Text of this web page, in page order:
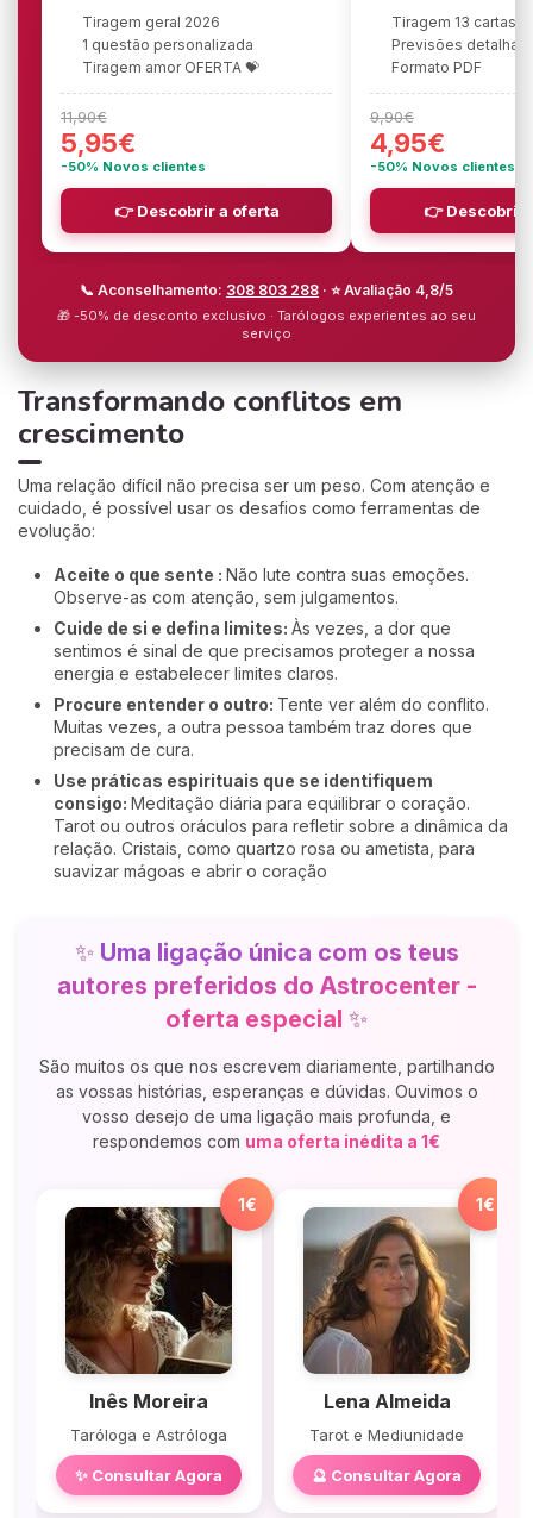
Tiragem geral 2026
1 questão personalizada
Tiragem amor OFERTA 💝
11,90€
5,95€
-50% Novos clientes
👉 Descobrir a oferta
Tiragem 13 cartas
Previsões
Formato PDF
9,90€
4,95€
-50% Novos clientes
👉 Descobrir
📞 Aconselhamento: 308 803 288 · ⭐ Avaliação 4,8/5
🎁 -50% de desconto exclusivo · Tarólogos experientes ao seu
serviço
Transformando conflitos em
crescimento
Uma relação difícil não precisa ser um peso. Com atenção e
cuidado, é possível usar os desafios como ferramentas de
evolução:
Aceite o que sente : Não lute contra suas emoções.
Observe-as com atenção, sem julgamentos.
Cuide de si e defina limites: Às vezes, a dor que
sentimos é sinal de que precisamos proteger a nossa
energia e estabelecer limites claros.
Procure entender o outro: Tente ver além do conflito.
Muitas vezes, a outra pessoa também traz dores que
precisam de cura.
Use práticas espirituais que se identifiquem
consigo: Meditação diária para equilibrar o coração.
Tarot ou outros oráculos para refletir sobre a dinâmica da
relação. Cristais, como quartzo rosa ou ametista, para
suavizar mágoas e abrir o coração
✨ Uma ligação única com os teus
autores preferidos do Astrocenter -
oferta especial ✨
São muitos os que nos escrevem diariamente, partilhando
as vossas histórias, esperanças e dúvidas. Ouvimos o
vosso desejo de uma ligação mais profunda, e
respondemos com uma oferta inédita a 1€
1€
Inês Moreira
Taróloga e Astróloga
✨ Consultar Agora
1€
Lena Almeida
Tarot e Mediunidade
🔮 Consultar Agora